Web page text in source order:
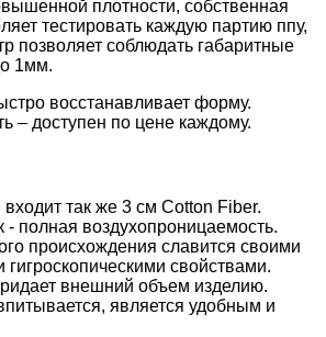
плотности, собственная
тестировать каждую партию ппу,
позволяет соблюдать габаритные
1мм.
восстанавливает форму.
– доступен по цене каждому.
входит так же 3 см Cotton Fiber.
полная воздухопроницаемость.
происхождения славится своими
гигроскопическими свойствами.
внешний объем изделию.
является удобным и